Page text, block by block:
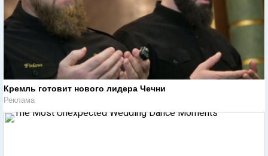
Кремль готовит нового лидера Чечни
Реклама